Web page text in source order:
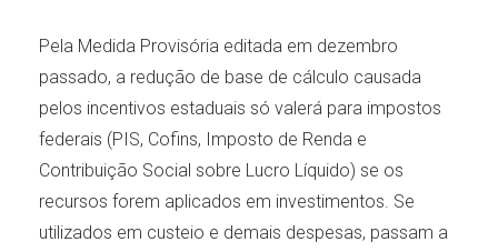
Pela Medida Provisória editada em dezembro
passado, a redução de base de cálculo causada
pelos incentivos estaduais só valerá para impostos
federais (PIS, Cofins, Imposto de Renda e
Contribuição Social sobre Lucro Líquido) se os
recursos forem aplicados em investimentos. Se
utilizados em custeio e demais despesas, passam a